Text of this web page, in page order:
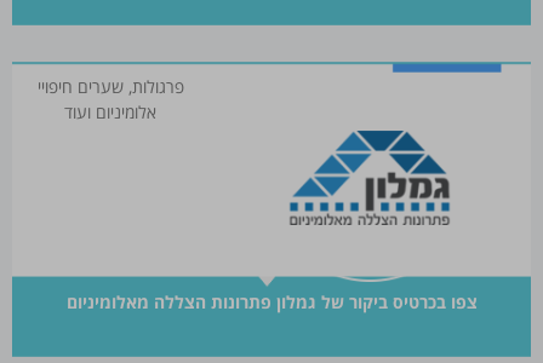
פרגולות, שערים חיפויי
אלומיניום ועוד
צפו בכרטיס ביקור של גמלון פתרונות הצללה מאלומיניום